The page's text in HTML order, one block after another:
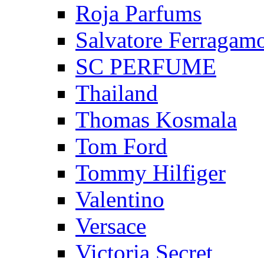
Roja Parfums
Salvatore
SC PERFUME
Thailand
Thomas Kosmala
Tom Ford
Tommy Hilfiger
Valentino
Versace
Victoria Secret